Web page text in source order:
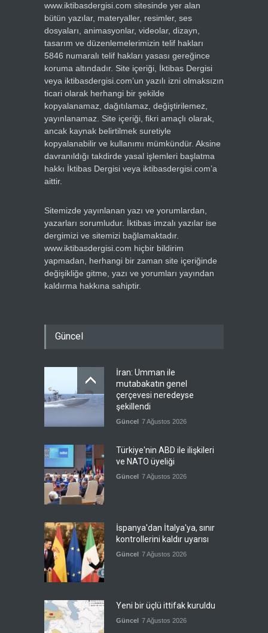
www.iktibasdergisi.com sitesinde yer alan
bütün yazılar, materyaller, resimler, ses
dosyaları, animasyonlar, videolar, dizayn,
tasarım ve düzenlemelerimizin telif hakları
5846 numaralı telif hakları yasası gereğince
koruma altındadır. Site içeriği, İktibas Dergisi
veya iktibasdergisi.com’un yazılı izni olmaksızın
ticari olarak herhangi bir şekilde
kopyalanamaz, dağıtılamaz, değiştirilemez,
yayınlanamaz. Site içeriği, fikri amaçlı olarak,
ancak kaynak belirtilmek suretiyle
kopyalanabilir ve kullanımı mümkündür. Aksine
davranıldığı takdirde yasal işlemleri başlatma
hakkı İktibas Dergisi veya iktibasdergisi.com’a
aittir.
Sitemizde yayınlanan yazı ve yorumlardan,
yazarları sorumludur. İktibas imzalı yazılar ise
dergimizi ve sitemizi bağlamaktadır.
www.iktibasdergisi.com hiçbir bildirim
yapmadan, herhangi bir zaman site içeriğinde
değişikliğe gitme, yazı ve yorumları yayından
kaldırma hakkına sahiptir.
Güncel
İran: Umman ile
mutabakatın genel
çerçevesi neredeyse
şekillendi
Güncel 7 Ağustos 2026
Türkiye'nin ABD ile ilişkileri
ve NATO üyeliği
Güncel 7 Ağustos 2026
İspanya'dan İtalya'ya, sınır
kontrollerini kaldır uyarısı
Güncel 7 Ağustos 2026
Yeni bir üçlü ittifak kuruldu
Güncel 7 Ağustos 2026